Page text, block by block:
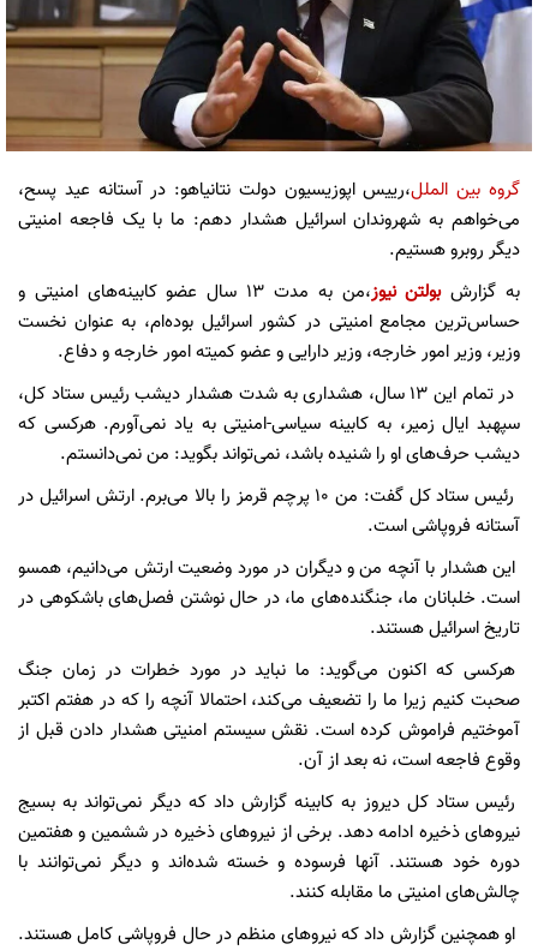
گروه بین الملل،رییس اپوزیسیون دولت نتانیاهو: در آستانه عید پسح،
می‌خواهم به شهروندان اسرائیل هشدار دهم: ما با یک فاجعه امنیتی
دیگر روبرو هستیم.
به گزارشبولتن نیوز
،من به مدت ۱۳ سال عضو کابینه‌های امنیتی و
حساس‌ترین مجامع امنیتی در کشور اسرائیل بوده‌ام، به عنوان نخست‌
وزیر، وزیر امور خارجه، وزیر دارایی و عضو کمیته امور خارجه و دفاع.
در تمام این ۱۳ سال، هشداری به شدت هشدار دیشب رئیس ستاد کل،
سپهبد ایال زمیر، به کابینه سیاسی-امنیتی به یاد نمی‌آورم. هرکسی که
دیشب حرف‌های او را شنیده باشد، نمی‌تواند بگوید: من نمی‌دانستم.
رئیس ستاد کل گفت: من ۱۰ پرچم قرمز را بالا می‌برم. ارتش اسرائیل در
آستانه فروپاشی است.
این هشدار با آنچه من و دیگران در مورد وضعیت ارتش می‌دانیم، همسو
است. خلبانان ما، جنگنده‌های ما، در حال نوشتن فصل‌های باشکوهی در
تاریخ اسرائیل هستند.
هرکسی که اکنون می‌گوید: ما نباید در مورد خطرات در زمان جنگ
صحبت کنیم زیرا ما را تضعیف می‌کند، احتمالا آنچه را که در هفتم اکتبر
آموختیم فراموش کرده است. نقش سیستم امنیتی هشدار دادن قبل از
وقوع فاجعه است، نه بعد از آن.
رئیس ستاد کل دیروز به کابینه گزارش داد که دیگر نمی‌تواند به بسیج
نیروهای ذخیره ادامه دهد. برخی از نیروهای ذخیره در ششمین و هفتمین
دوره خود هستند. آنها فرسوده و خسته شده‌اند و دیگر نمی‌توانند با
چالش‌های امنیتی ما مقابله کنند.
او همچنین گزارش داد که نیروهای منظم در حال فروپاشی کامل هستند.